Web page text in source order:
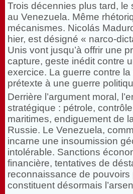
Trois décennies plus tard, le
au Venezuela. Même
mécanismes. Nicolás
hier, est désigné « narco-
Unis vont jusqu’à offrir une
capture, geste inédit contre
exercice. La guerre contre
prétexte à une guerre
Derrière l’argument moral,
stratégique : pétrole,
maritimes, endiguement de
Russie. Le Venezuela,
incarne une insoumission
intolérable. Sanctions
financière, tentatives de
reconnaissance de pouvoirs
constituent désormais